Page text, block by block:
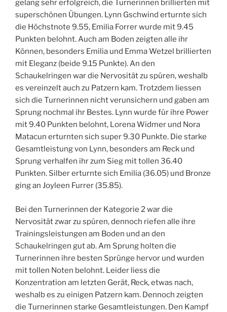
gelang sehr erfolgreich, die Turnerinnen brillierten mit
superschönen Übungen. Lynn Gschwind erturnte sich
die Höchstnote 9.55, Emilia Forrer wurde mit 9.45
Punkten belohnt. Auch am Boden zeigten alle ihr
Können, besonders Emilia und Emma Wetzel brillierten
mit Eleganz (beide 9.15 Punkte). An den
Schaukelringen war die Nervosität zu spüren, weshalb
es vereinzelt auch zu Patzern kam. Trotzdem liessen
sich die Turnerinnen nicht verunsichern und gaben am
Sprung nochmal ihr Bestes. Lynn wurde für ihre Power
mit 9.40 Punkten belohnt, Lorena Widmer und Nora
Matacun erturnten sich super 9.30 Punkte. Die starke
Gesamtleistung von Lynn, besonders am Reck und
Sprung verhalfen ihr zum Sieg mit tollen 36.40
Punkten. Silber erturnte sich Emilia (36.05) und Bronze
ging an Joyleen Furrer (35.85).
Bei den Turnerinnen der Kategorie 2 war die
Nervosität zwar zu spüren, dennoch riefen alle ihre
Trainingsleistungen am Boden und an den
Schaukelringen gut ab. Am Sprung holten die
Turnerinnen ihre besten Sprünge hervor und wurden
mit tollen Noten belohnt. Leider liess die
Konzentration am letzten Gerät, Reck, etwas nach,
weshalb es zu einigen Patzern kam. Dennoch zeigten
die Turnerinnen starke Gesamtleistungen. Den Kampf